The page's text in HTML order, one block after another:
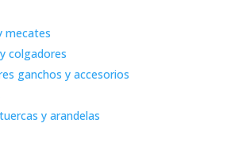
mecates
colgadores
ganchos y accesorios
y arandelas